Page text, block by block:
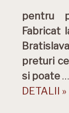
pentru
Fabricat
preturi
si poate …
DETALII »